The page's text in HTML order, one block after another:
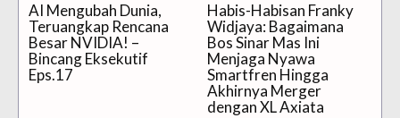
AI Mengubah Dunia,
Teruangkap Rencana
Besar NVIDIA! –
Bincang Eksekutif
Eps.17
Habis-Habisan Franky
Widjaya: Bagaimana
Bos Sinar Mas Ini
Menjaga Nyawa
Smartfren Hingga
Akhirnya Merger
dengan XL Axiata